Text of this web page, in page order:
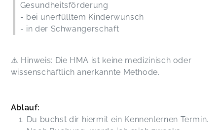
Gesundheitsförderung
- bei unerfülltem Kinderwunsch
- in der Schwangerschaft
⚠️ Hinweis: Die HMA ist keine medizinisch oder
wissenschaftlich anerkannte Methode.
Ablauf:
Du buchst dir hiermit ein Kennenlernen Termin.